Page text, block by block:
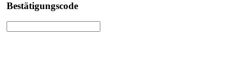
Bestätigungscode